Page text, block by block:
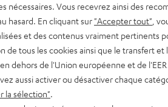
des autres publics du réseau.
Depuis 2015, le nombre
connaît pas de frontières
doit généralement s’occuper des
nécessaires. Vous recevrez ainsi des
hasard. En cliquant sur "Accepter tout" ,
et des contenus vraiment pertinents
de tous les cookies ainsi que le transfert
dehors de l'Union européenne et de
aussi activer ou désactiver chaque
la sélection".